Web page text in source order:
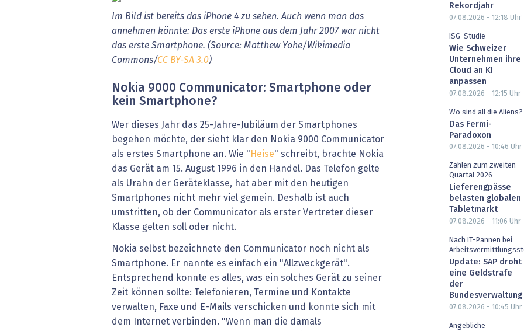
Im Bild ist bereits das iPhone 4 zu sehen. Auch wenn man das
annehmen könnte: Das erste iPhone aus dem Jahr 2007 war nicht
das erste Smartphone. (Source: Matthew Yohe/Wikimedia
Commons/CC BY-SA 3.0)
Nokia 9000 Communicator: Smartphone oder
kein Smartphone?
Wer dieses Jahr das 25-Jahre-Jubiläum der Smartphones
begehen möchte, der sieht klar den Nokia 9000 Communicator
als erstes Smartphone an. Wie " Heise" schreibt, brachte Nokia
das Gerät am 15. August 1996 in den Handel. Das Telefon gelte
als Urahn der Geräteklasse, hat aber mit den heutigen
Smartphones nicht mehr viel gemein. Deshalb ist auch
umstritten, ob der Communicator als erster Vertreter dieser
Klasse gelten soll oder nicht.
Nokia selbst bezeichnete den Communicator noch nicht als
Smartphone. Er nannte es einfach ein "Allzweckgerät".
Entsprechend konnte es alles, was ein solches Gerät zu seiner
Zeit können sollte: Telefonieren, Termine und Kontakte
verwalten, Faxe und E-Mails verschicken und konnte sich mit
dem Internet verbinden. "Wenn man die damals
Rekordjahr
07.08.2026 - 12:18 Uhr
ISG-Studie
Wie Schweizer
Unternehmen ihre
Cloud an KI
anpassen
07.08.2026 - 12:15 Uhr
Wo sind all die Aliens?
Das Fermi-
Paradoxon
07.08.2026 - 10:46 Uhr
Zahlen zum zweiten
Quartal 2026
Lieferengpässe
belasten globalen
Tabletmarkt
07.08.2026 - 11:06 Uhr
Nach IT-Pannen bei
Update: SAP droht
eine Geldstrafe
der
Bundesverwaltung
07.08.2026 - 10:45 Uhr
Angebliche